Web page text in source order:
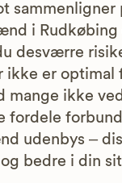
sammenligner
i
desværre
ikke er optimal
mange ikke
udenbys –
bedre i din